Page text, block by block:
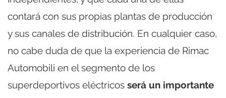
contará con sus propias plantas de producción
y sus canales de distribución. En cualquier caso,
no cabe duda de que la experiencia de Rimac
Automobili en el segmento de los
superdeportivos eléctricos será un importante